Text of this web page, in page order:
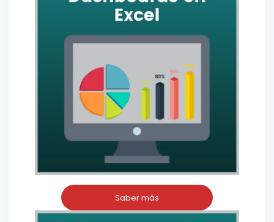
Saber más